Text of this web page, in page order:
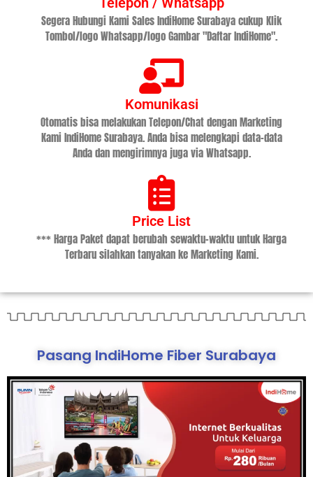
Segera Hubungi Kami Sales IndiHome Surabaya cukup Klik
Tombol/logo Whatsapp/logo Gambar "Daftar IndiHome".
Komunikasi
Otomatis bisa melakukan Telepon/Chat dengan Marketing
Kami IndiHome Surabaya. Anda bisa melengkapi data-data
Anda dan mengirimnya juga via Whatsapp.
Price List
*** Harga Paket dapat berubah sewaktu-waktu untuk Harga
Terbaru silahkan tanyakan ke Marketing Kami.
Pasang IndiHome Fiber Surabaya